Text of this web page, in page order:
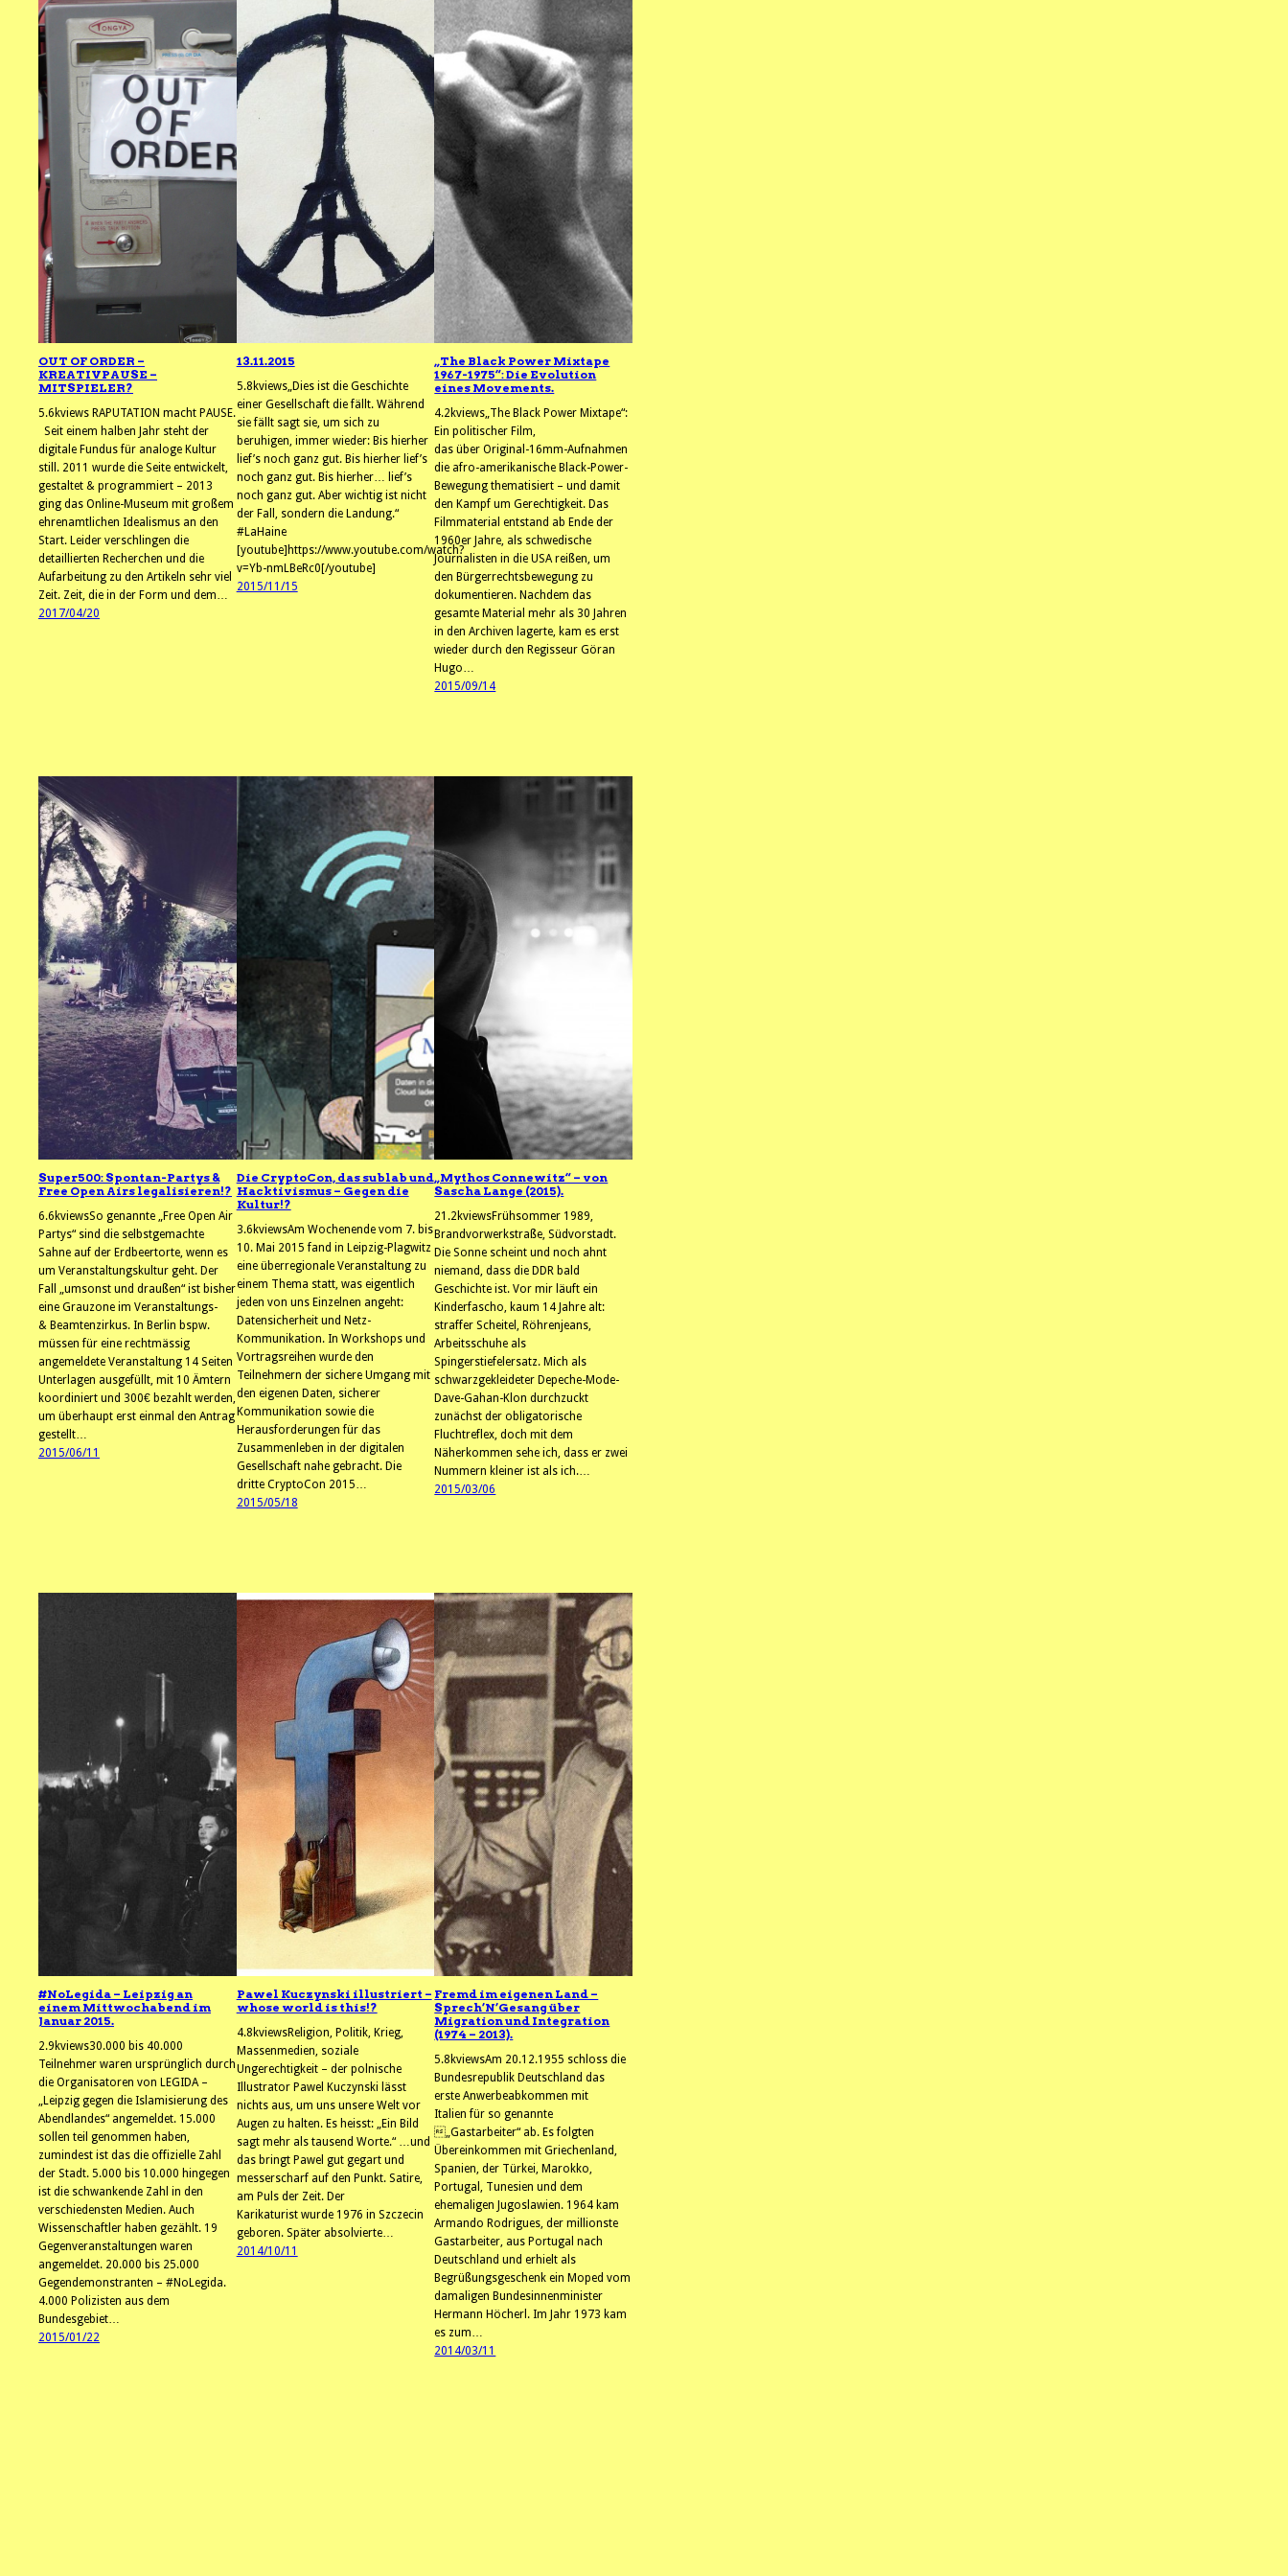
OUT OF ORDER –
KREATIVPAUSE –
MITSPIELER?
5.6kviews RAPUTATION macht PAUSE.
Seit einem halben Jahr steht der
digitale Fundus für analoge Kultur
still. 2011 wurde die Seite entwickelt,
gestaltet & programmiert – 2013
ging das Online-Museum mit großem
ehrenamtlichen Idealismus an den
Start. Leider verschlingen die
detaillierten Recherchen und die
Aufarbeitung zu den Artikeln sehr viel
Zeit. Zeit, die in der Form und dem…
2017/04/20
13.11.2015
5.8kviews„Dies ist die Geschichte
einer Gesellschaft die fällt. Während
sie fällt sagt sie, um sich zu
beruhigen, immer wieder: Bis hierher
lief’s noch ganz gut. Bis hierher lief’s
noch ganz gut. Bis hierher… lief’s
noch ganz gut. Aber wichtig ist nicht
der Fall, sondern die Landung.“
#LaHaine
[youtube]https://www.youtube.com/watch?
v=Yb-nmLBeRc0[/youtube]
2015/11/15
„The Black Power Mixtape
1967-1975“: Die Evolution
eines Movements.
4.2kviews„The Black Power Mixtape“:
Ein politischer Film,
das über Original-16mm-Aufnahmen
die afro-amerikanische Black-Power-
Bewegung thematisiert – und damit
den Kampf um Gerechtigkeit. Das
Filmmaterial entstand ab Ende der
1960er Jahre, als schwedische
Journalisten in die USA reißen, um
den Bürgerrechtsbewegung zu
dokumentieren. Nachdem das
gesamte Material mehr als 30 Jahren
in den Archiven lagerte, kam es erst
wieder durch den Regisseur Göran
Hugo…
2015/09/14
Super500: Spontan-Partys &
Free Open Airs legalisieren!?
6.6kviewsSo genannte „Free Open Air
Partys“ sind die selbstgemachte
Sahne auf der Erdbeertorte, wenn es
um Veranstaltungskultur geht. Der
Fall „umsonst und draußen“ ist bisher
eine Grauzone im Veranstaltungs-
& Beamtenzirkus. In Berlin bspw.
müssen für eine rechtmässig
angemeldete Veranstaltung 14 Seiten
Unterlagen ausgefüllt, mit 10 Ämtern
koordiniert und 300€ bezahlt werden,
um überhaupt erst einmal den Antrag
gestellt…
2015/06/11
Die CryptoCon, das sublab und
Hacktivismus – Gegen die
Kultur!?
3.6kviewsAm Wochenende vom 7. bis
10. Mai 2015 fand in Leipzig-Plagwitz
eine überregionale Veranstaltung zu
einem Thema statt, was eigentlich
jeden von uns Einzelnen angeht:
Datensicherheit und Netz-
Kommunikation. In Workshops und
Vortragsreihen wurde den
Teilnehmern der sichere Umgang mit
den eigenen Daten, sicherer
Kommunikation sowie die
Herausforderungen für das
Zusammenleben in der digitalen
Gesellschaft nahe gebracht. Die
dritte CryptoCon 2015…
2015/05/18
„Mythos Connewitz“ – von
Sascha Lange (2015).
21.2kviewsFrühsommer 1989,
Brandvorwerkstraße, Südvorstadt.
Die Sonne scheint und noch ahnt
niemand, dass die DDR bald
Geschichte ist. Vor mir läuft ein
Kinderfascho, kaum 14 Jahre alt:
straffer Scheitel, Röhrenjeans,
Arbeitsschuhe als
Spingerstiefelersatz. Mich als
schwarzgekleideter Depeche-Mode-
Dave-Gahan-Klon durchzuckt
zunächst der obligatorische
Fluchtreflex, doch mit dem
Näherkommen sehe ich, dass er zwei
Nummern kleiner ist als ich.…
2015/03/06
#NoLegida – Leipzig an
einem Mittwochabend im
Januar 2015.
2.9kviews30.000 bis 40.000
Teilnehmer waren ursprünglich durch
die Organisatoren von LEGIDA –
„Leipzig gegen die Islamisierung des
Abendlandes“ angemeldet. 15.000
sollen teil genommen haben,
zumindest ist das die offizielle Zahl
der Stadt. 5.000 bis 10.000 hingegen
ist die schwankende Zahl in den
verschiedensten Medien. Auch
Wissenschaftler haben gezählt. 19
Gegenveranstaltungen waren
angemeldet. 20.000 bis 25.000
Gegendemonstranten – #NoLegida.
4.000 Polizisten aus dem
Bundesgebiet…
2015/01/22
Pawel Kuczynski illustriert –
whose world is this!?
4.8kviewsReligion, Politik, Krieg,
Massenmedien, soziale
Ungerechtigkeit – der polnische
Illustrator Pawel Kuczynski lässt
nichts aus, um uns unsere Welt vor
Augen zu halten. Es heisst: „Ein Bild
sagt mehr als tausend Worte.“ …und
das bringt Pawel gut gegart und
messerscharf auf den Punkt. Satire,
am Puls der Zeit. Der
Karikaturist wurde 1976 in Szczecin
geboren. Später absolvierte…
2014/10/11
Fremd im eigenen Land –
Sprech’N’Gesang über
Migration und Integration
(1974 – 2013).
5.8kviewsAm 20.12.1955 schloss die
Bundesrepublik Deutschland das
erste Anwerbeabkommen mit
Italien für so genannte
„Gastarbeiter“ ab. Es folgten
Übereinkommen mit Griechenland,
Spanien, der Türkei, Marokko,
Portugal, Tunesien und dem
ehemaligen Jugoslawien. 1964 kam
Armando Rodrigues, der millionste
Gastarbeiter, aus Portugal nach
Deutschland und erhielt als
Begrüßungsgeschenk ein Moped vom
damaligen Bundesinnenminister
Hermann Höcherl. Im Jahr 1973 kam
es zum…
2014/03/11